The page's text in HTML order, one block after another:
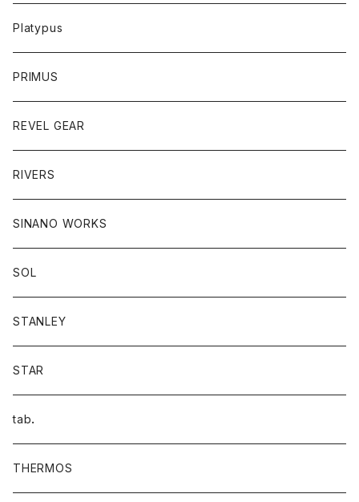
Platypus
PRIMUS
REVEL GEAR
RIVERS
SINANO WORKS
SOL
STANLEY
STAR
tab．
THERMOS